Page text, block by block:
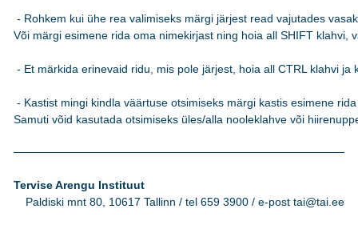
- Rohkem kui ühe rea valimiseks märgi järjest read vajutades
Või märgi esimene rida oma nimekirjast ning hoia all SHIFT klahvi,
- Et märkida erinevaid ridu, mis pole järjest, hoia all CTRL klahvi
- Kastist mingi kindla väärtuse otsimiseks märgi kastis esimene
Samuti võid kasutada otsimiseks üles/alla nooleklahve või
Tervise Arengu Instituut
Paldiski mnt 80, 10617 Tallinn / tel 659 3900 / e-post tai@tai.ee